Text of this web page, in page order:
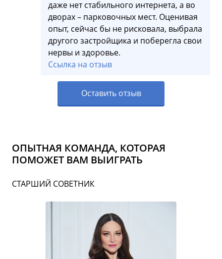
даже нет стабильного интернета, а во
дворах – парковочных мест. Оценивая
опыт, сейчас бы не рисковала, выбрала
другого застройщика и поберегла свои
нервы и здоровье.
Ссылка на отзыв
Оставить отзыв
ОПЫТНАЯ КОМАНДА, КОТОРАЯ
ПОМОЖЕТ ВАМ ВЫИГРАТЬ
СТАРШИЙ СОВЕТНИК